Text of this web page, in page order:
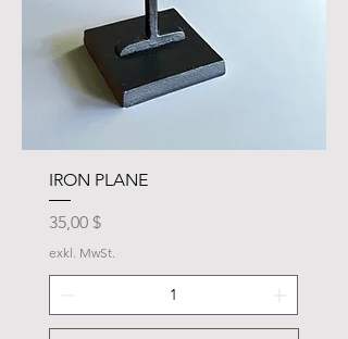
IRON PLANE
Preis
35,00 $
exkl. MwSt.